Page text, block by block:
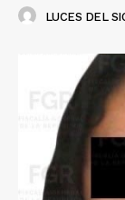
LUCES DEL